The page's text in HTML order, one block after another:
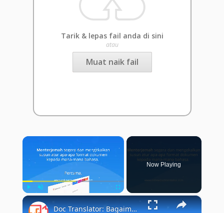
Tarik & lepas fail anda di sini
atau
Muat naik fail
×
Play Unmute Fullscreen
Now Playing
×
Doc Translator: Bagaimana saya menggunakan penterjemah dokumen?